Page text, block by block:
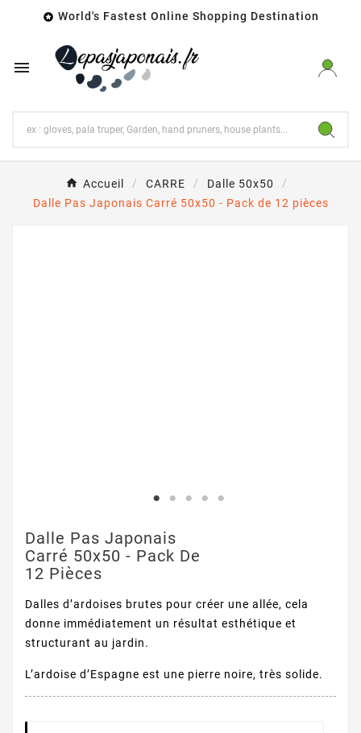
 World's Fastest Online Shopping Destination

Accueil CARRE
Dalle 50x50
Dalle Pas Japonais Carré 50x50 - Pack de 12 pièces
Dalle Pas Japonais
Carré 50x50 - Pack De
12 Pièces
Dalles d’ardoises brutes pour créer une allée, cela
donne immédiatement un résultat esthétique et
structurant au jardin.
L’ardoise d’Espagne est une pierre noire, très solide.